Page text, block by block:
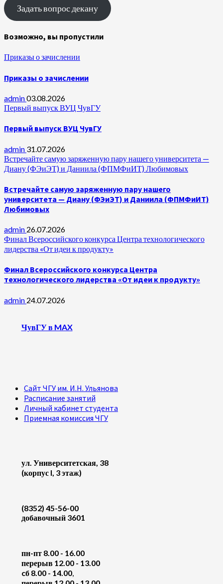
Задать вопрос декану
Возможно, вы пропустили
Приказы о зачислении
Приказы о зачислении
admin03.08.2026
Первый выпуск ВУЦ ЧувГУ
Первый выпуск ВУЦ ЧувГУ
admin 31.07.2026
Встречайте самую заряженную пару нашего университета —
Диану (ФЭиЭТ) и Даниила (ФПМФиИТ) Любимовых
Встречайте самую заряженную пару нашего
университета — Диану (ФЭиЭТ) и Даниила (ФПМФиИТ)
Любимовых
admin 26.07.2026
Финал Всероссийского конкурса Центра технологического
лидерства «От идеи к продукту»
Финал Всероссийского конкурса Центра
технологического лидерства «От идеи к продукту»
admin 24.07.2026
ЧувГУ в MAX
Сайт ЧГУ им. И.Н. Ульянова
Расписание занятий
Личный кабинет студента
Приемная комиссия ЧГУ
ул. Университетская, 38
(корпус I, 3 этаж)
(8352) 45-56-00
добавочный 3601
пн-пт 8.00 - 16.00
перерыв 12.00 - 13.00
cб 8.00 - 14.00,